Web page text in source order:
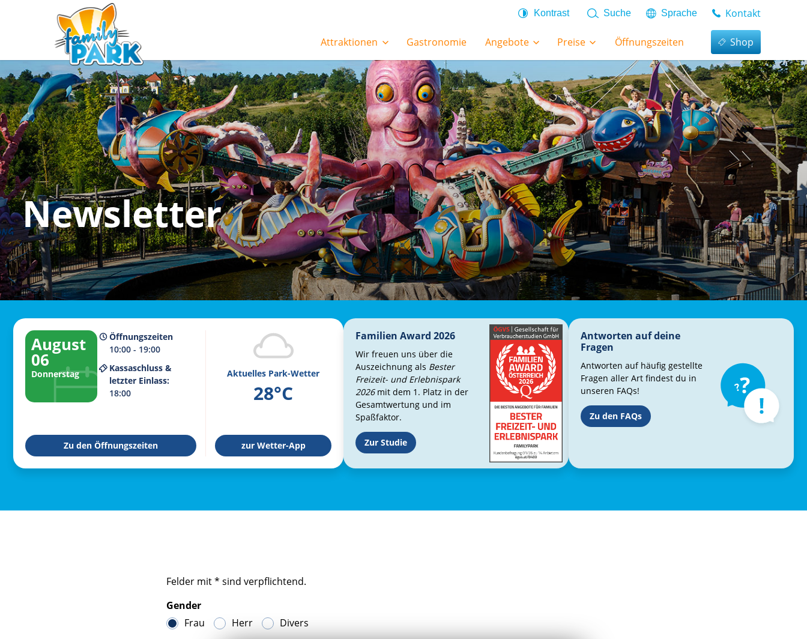
Kontrast Suche Sprache Kontakt
Attraktionen Gastronomie Angebote Preise Öffnungszeiten Shop
Newsletter
August
06
Donnerstag
Öffnungszeiten
10:00 - 19:00
Kassaschluss &
letzter Einlass:
18:00
Zu den Öffnungszeiten
Aktuelles Park-Wetter
28°C
zur Wetter-App
Familien Award 2026
Wir freuen uns über die
Auszeichnung als Bester
Freizeit- und Erlebnispark
2026mit dem 1. Platz in der
Gesamtwertung und im
Spaßfaktor.
Zur Studie
Antworten auf deine
Fragen
Antworten auf häufig gestellte
Fragen aller Art findest du in
unseren FAQs!
Zu den FAQs
Felder mit * sind verpflichtend.
Gender
Frau
Herr
Divers